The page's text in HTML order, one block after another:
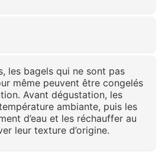
les bagels qui ne sont pas
même peuvent être congelés
Avant dégustation, les
ambiante, puis les
d’eau et les réchauffer au
leur texture d’origine.